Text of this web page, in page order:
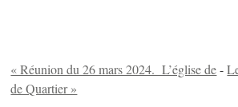
« Réunion du 26 mars 2024. L’église de -
de Quartier »